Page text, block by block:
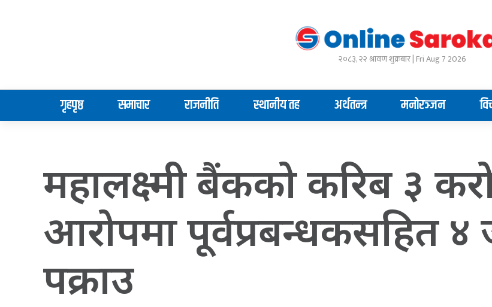
२०८३, २२ श्रावण शुक्रबार | Fri Aug 7 2026
गृहपृष्ठ समाचार राजनीति स्थानीय तह अर्थतन्त्र मनोरञ्जन
महालक्ष्मी बैंकको करिब ३
आरोपमा पूर्वप्रबन्धकसहित ४
पक्राउ